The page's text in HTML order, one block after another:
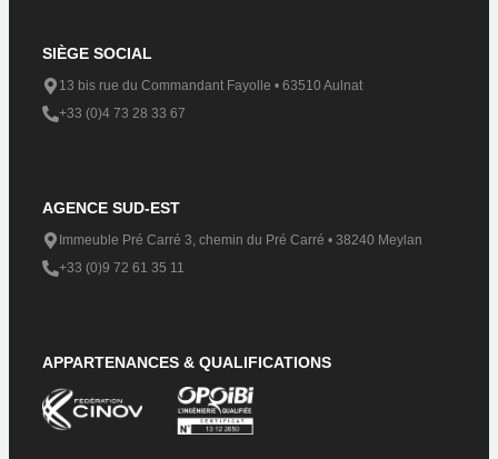
SIÈGE SOCIAL
13 bis rue du Commandant Fayolle • 63510 Aulnat
+33 (0)4 73 28 33 67
AGENCE SUD-EST
Immeuble Pré Carré 3, chemin du Pré Carré • 38240 Meylan​
+33 (0)9 72 61 35 11
APPARTENANCES & QUALIFICATIONS